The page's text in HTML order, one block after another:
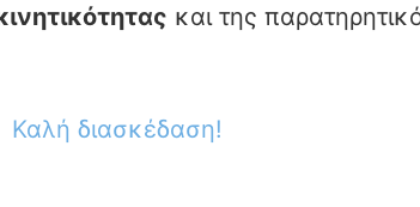
και της
Καλή διασκέδαση!